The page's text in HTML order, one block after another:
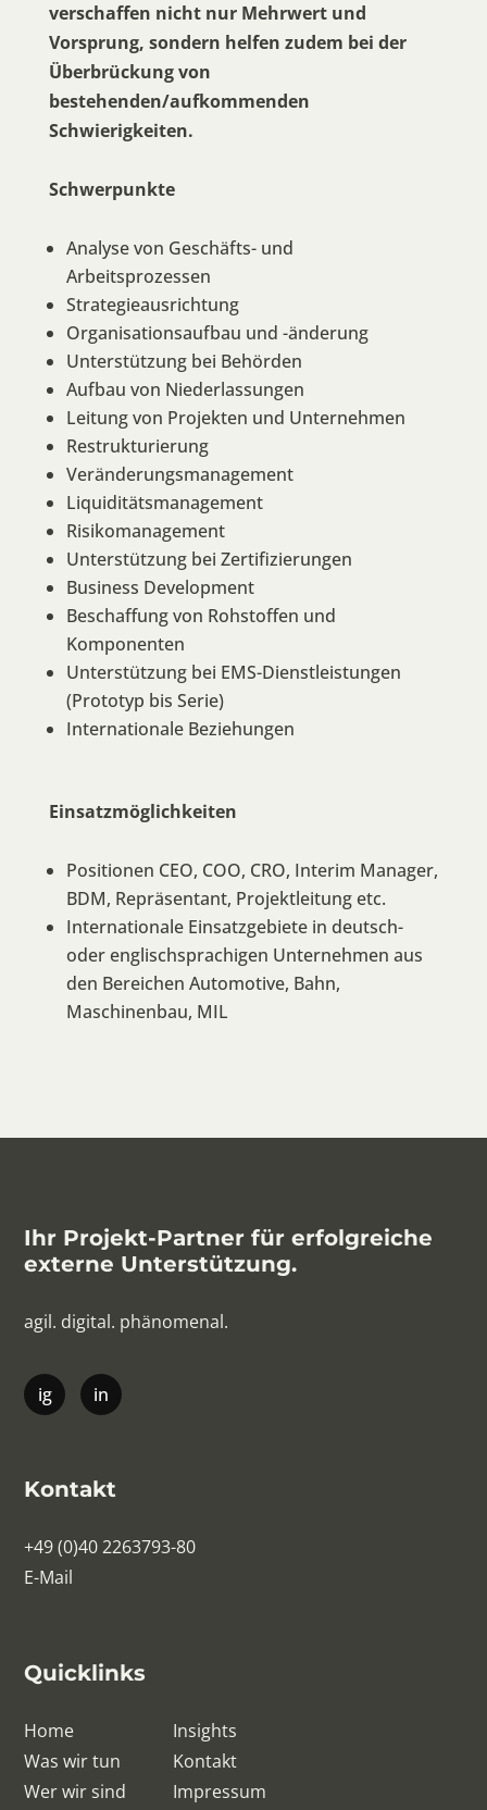
verschaffen nicht nur Mehrwert und
Vorsprung, sondern helfen zudem bei der
Überbrückung von
bestehenden/aufkommenden
Schwierigkeiten.
Schwerpunkte
Analyse von Geschäfts- und
Arbeitsprozessen
Strategieausrichtung
Organisationsaufbau und -änderung
Unterstützung bei Behörden
Aufbau von Niederlassungen
Leitung von Projekten und Unternehmen
Restrukturierung
Veränderungsmanagement
Liquiditätsmanagement
Risikomanagement
Unterstützung bei Zertifizierungen
Business Development
Beschaffung von Rohstoffen und
Komponenten
Unterstützung bei EMS-Dienstleistungen
(Prototyp bis Serie)
Internationale Beziehungen
Einsatzmöglichkeiten
Positionen CEO, COO, CRO, Interim Manager,
BDM, Repräsentant, Projektleitung etc.
Internationale Einsatzgebiete in deutsch-
oder englischsprachigen Unternehmen aus
den Bereichen Automotive, Bahn,
Maschinenbau, MIL
Ihr Projekt-Partner für erfolgreiche
externe Unterstützung.
agil. digital. phänomenal.
Kontakt
+49 (0)40 2263793-80
E-Mail
Quicklinks
Home
Was wir tun
Wer wir sind
Insights
Kontakt
Impressum